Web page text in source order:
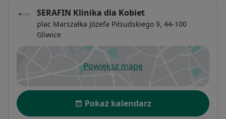
SERAFIN Klinika dla Kobiet
plac Marszałka Józefa Piłsudskiego 9, 44-100
Gliwice
Powiększ mapęotwiera się w nowej karcie
Dostępność
Pokaż kalendarz